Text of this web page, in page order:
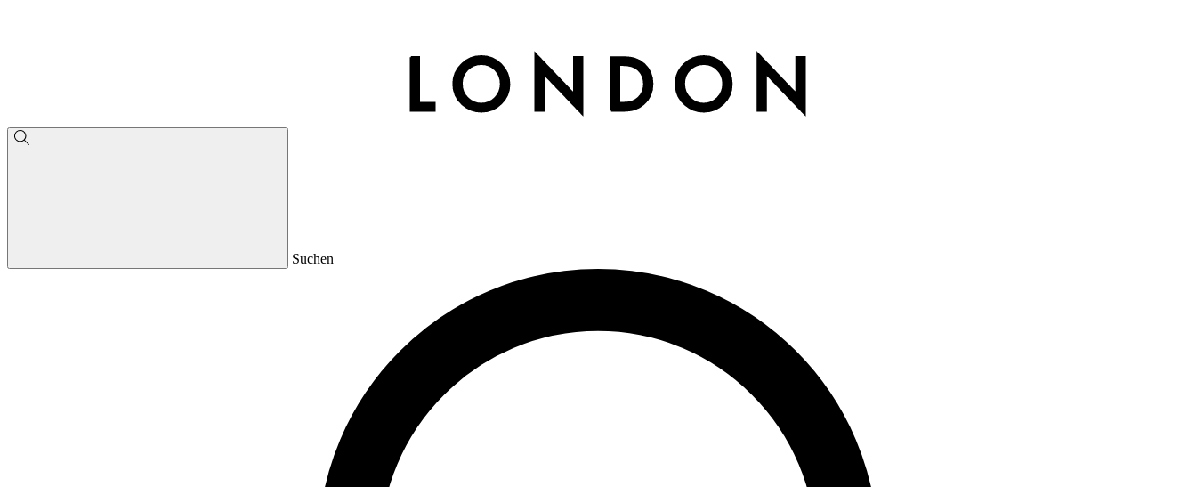
Suchen